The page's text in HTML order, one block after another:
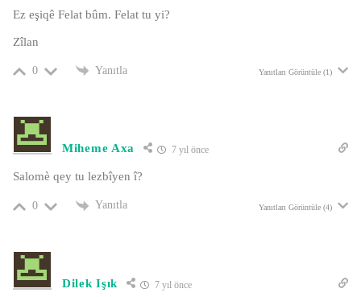
Ez eşiqê Felat bûm. Felat tu yi?
Zîlan
0 Yanıtla Yanıtları Görüntüle (1)
Miheme Axa 7 yıl önce
Salomè qey tu lezbîyen î?
0 Yanıtla Yanıtları Görüntüle (4)
Dilek Işık 7 yıl önce